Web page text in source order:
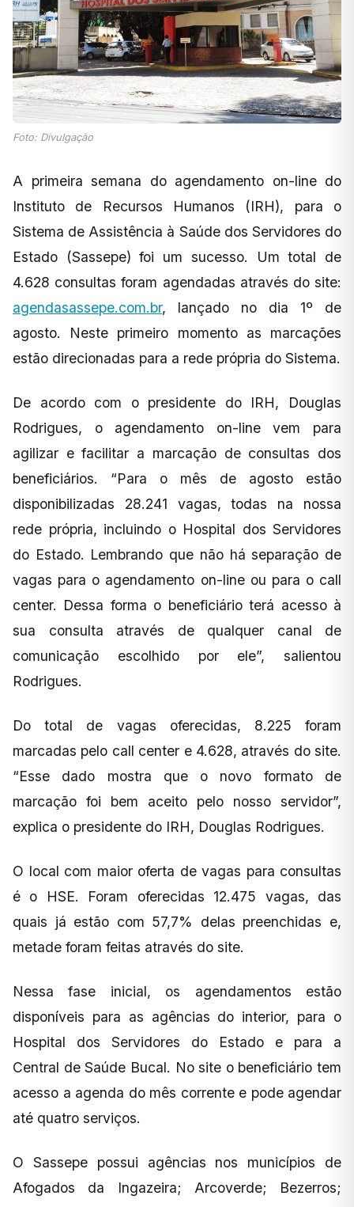
Foto: Divulgação
A primeira semana do agendamento on-line do
Instituto de Recursos Humanos (IRH), para o
Sistema de Assistência à Saúde dos Servidores do
Estado (Sassepe) foi um sucesso. Um total de
4.628 consultas foram agendadas através do site:
agendasassepe.com.br, lançado no dia 1º de
agosto. Neste primeiro momento as marcações
estão direcionadas para a rede própria do Sistema.
De acordo com o presidente do IRH, Douglas
Rodrigues, o agendamento on-line vem para
agilizar e facilitar a marcação de consultas dos
beneficiários. “Para o mês de agosto estão
disponibilizadas 28.241 vagas, todas na nossa
rede própria, incluindo o Hospital dos Servidores
do Estado. Lembrando que não há separação de
vagas para o agendamento on-line ou para o call
center. Dessa forma o beneficiário terá acesso à
sua consulta através de qualquer canal de
comunicação escolhido por ele”, salientou
Rodrigues.
Do total de vagas oferecidas, 8.225 foram
marcadas pelo call center e 4.628, através do site.
“Esse dado mostra que o novo formato de
marcação foi bem aceito pelo nosso servidor”,
explica o presidente do IRH, Douglas Rodrigues.
O local com maior oferta de vagas para consultas
é o HSE. Foram oferecidas 12.475 vagas, das
quais já estão com 57,7% delas preenchidas e,
metade foram feitas através do site.
Nessa fase inicial, os agendamentos estão
disponíveis para as agências do interior, para o
Hospital dos Servidores do Estado e para a
Central de Saúde Bucal. No site o beneficiário tem
acesso a agenda do mês corrente e pode agendar
até quatro serviços.
O Sassepe possui agências nos municípios de
Afogados da Ingazeira; Arcoverde; Bezerros;